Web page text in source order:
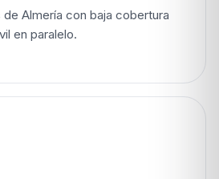
de Almería con baja cobertura
en paralelo.